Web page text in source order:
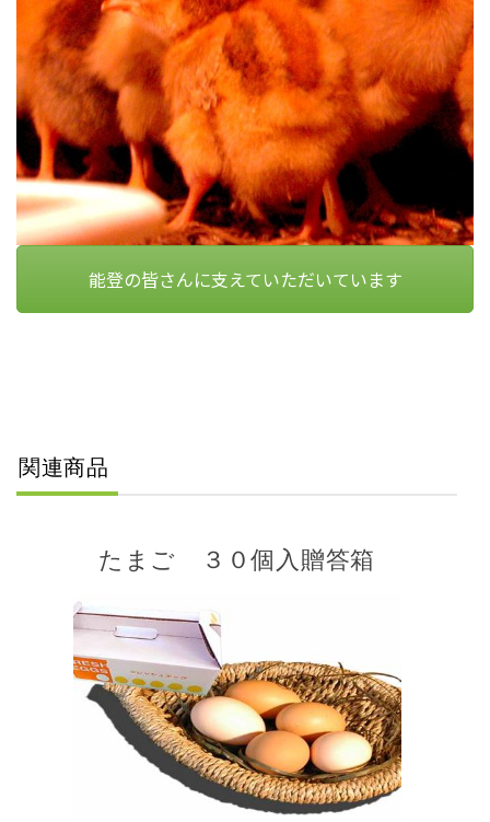
能登の皆さんに支えていただいています
関連商品
たまご ３０個入贈答箱